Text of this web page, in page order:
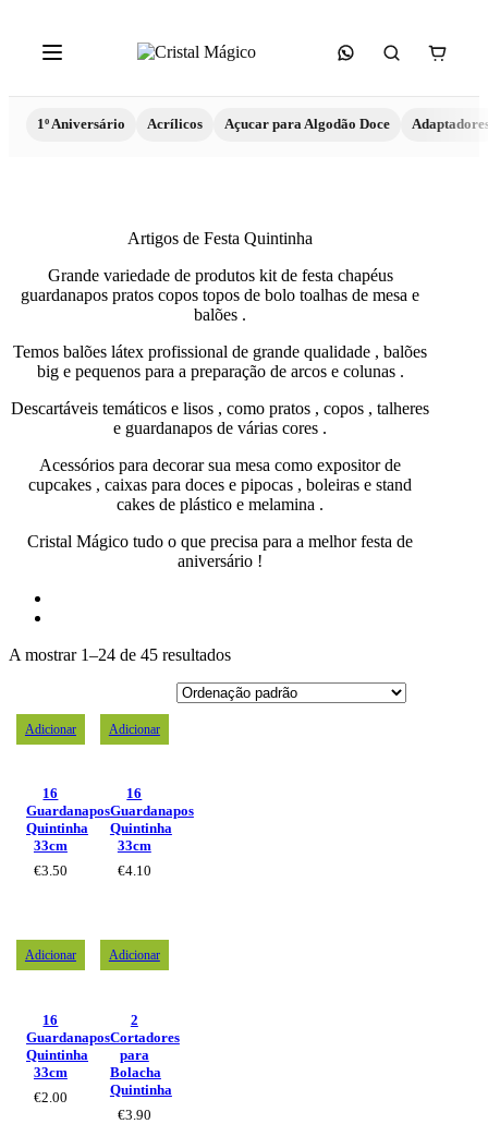
1º Aniversário Acrílicos Açucar para Algodão Doce
Artigos de Festa Quintinha
Grande variedade de produtos kit de festa chapéus
guardanapos pratos copos topos de bolo toalhas de mesa e
balões .
Temos balões látex profissional de grande qualidade , balões
big e pequenos para a preparação de arcos e colunas .
Descartáveis temáticos e lisos , como pratos , copos , talheres
e guardanapos de várias cores .
Acessórios para decorar sua mesa como expositor de
cupcakes , caixas para doces e pipocas , boleiras e stand
cakes de plástico e melamina .
Cristal Mágico tudo o que precisa para a melhor festa de
aniversário !
A mostrar 1–24 de 45 resultados
Adicionar
16
Guardanapos
Quintinha
33cm
€3.50
Adicionar
16
Guardanapos
Quintinha
33cm
€4.10
Adicionar
16
Guardanapos
Quintinha
33cm
€2.00
Adicionar
2
Cortadores
para
Bolacha
Quintinha
€3.90